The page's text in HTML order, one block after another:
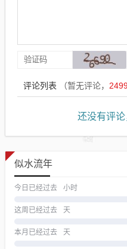
评论列表 （暂无评论，
还没有评论
似水流年
今日已经过去 小时
这周已经过去 天
本月已经过去 天